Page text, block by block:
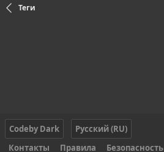
Теги
Codeby Dark
Русский (RU)
Контакты
Правила Безопасность